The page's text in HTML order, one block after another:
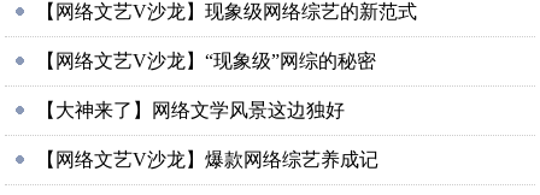
【网络文艺V沙龙】现象级网络综艺的新范式
【网络文艺V沙龙】“现象级”网综的秘密
【大神来了】网络文学风景这边独好
【网络文艺V沙龙】爆款网络综艺养成记